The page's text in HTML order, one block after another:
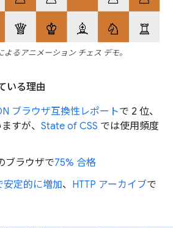
よるアニメーション チェス デモ。
いる理由
ブラウザ互換性レポートで 2 位、
すが、 State of CSS では使用頻度
ブラウザで75% 合格
安定的に増加、 HTTP アーカイブで